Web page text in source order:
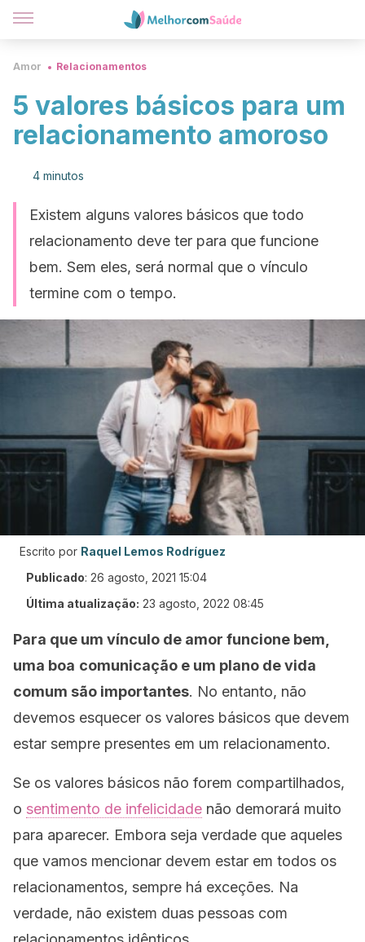
Amor Relacionamentos
5 valores básicos para um
relacionamento amoroso
4 minutos
Existem alguns valores básicos que todo
relacionamento deve ter para que funcione
bem. Sem eles, será normal que o vínculo
termine com o tempo.
Escrito por Raquel Lemos Rodríguez
Publicado: 26 agosto, 2021 15:04
Última atualização: 23 agosto, 2022 08:45
Para que um vínculo de amor funcione bem,
uma boa comunicação e um plano de vida
comum são importantes. No entanto, não
devemos esquecer os valores básicos que devem
estar sempre presentes em um relacionamento.
Se os valores básicos não forem compartilhados,
o sentimento de infelicidade não demorará muito
para aparecer. Embora seja verdade que aqueles
que vamos mencionar devem estar em todos os
relacionamentos, sempre há exceções. Na
verdade, não existem duas pessoas com